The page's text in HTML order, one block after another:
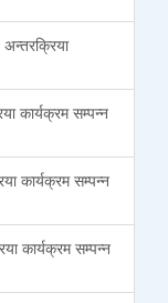
कार्यक्रम सम्पन्न
कार्यक्रम सम्पन्न
कार्यक्रम सम्पन्न